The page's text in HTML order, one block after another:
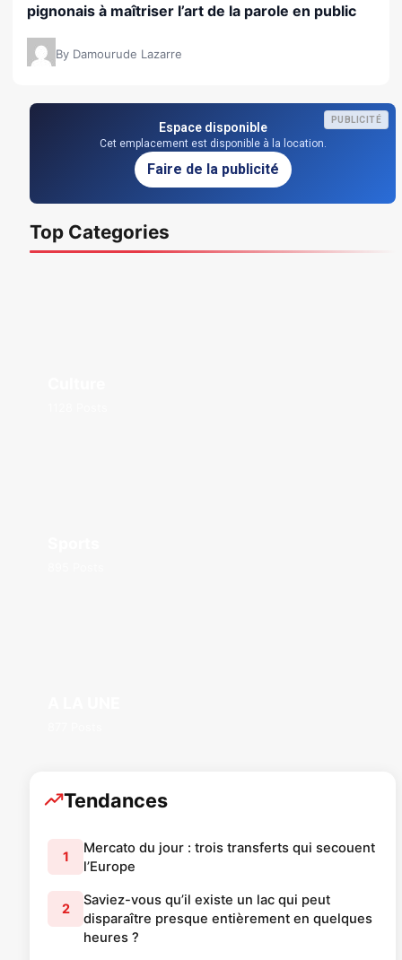
pignonais à maîtriser l’art de la parole en public
By Damourude Lazarre
PUBLICITÉ
Espace disponible
Cet emplacement est disponible à la location.
Faire de la publicité
Top Categories
Tendances
1
Mercato du jour : trois transferts qui secouent
l’Europe
2
Saviez-vous qu’il existe un lac qui peut
disparaître presque entièrement en quelques
heures ?